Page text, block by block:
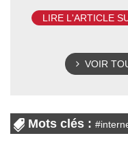
LIRE L'ARTICLE
VOIR
Mots clés : #